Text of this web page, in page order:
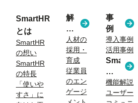
SmartHR
とは
SmartHR
の想い
SmartHR
の特長
「使いや
すさ」に
解
決
す
る
課
題
人材の
採用・
育成
従業員
のエン
ゲージ
事
例
導入事例
活用事例
SmartHR
コ
ラ
ム
機能解説
ユーザー